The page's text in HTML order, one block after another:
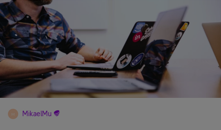
M MikaelMu